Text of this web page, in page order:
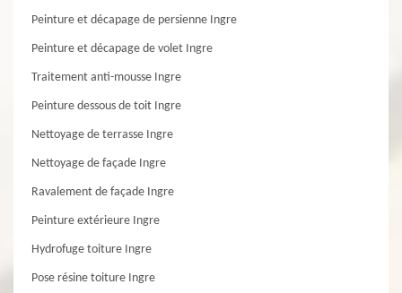
Peinture et décapage de persienne Ingre
Peinture et décapage de volet Ingre
Traitement anti-mousse Ingre
Peinture dessous de toit Ingre
Nettoyage de terrasse Ingre
Nettoyage de façade Ingre
Ravalement de façade Ingre
Peinture extérieure Ingre
Hydrofuge toiture Ingre
Pose résine toiture Ingre